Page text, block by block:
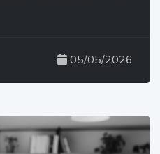
05/05/2026